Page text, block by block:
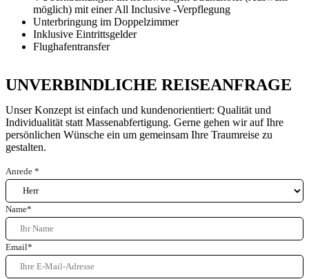
möglich) mit einer All Inclusive -Verpflegung
Unterbringung im Doppelzimmer
Inklusive Eintrittsgelder
Flughafentransfer
UNVERBINDLICHE REISEANFRAGE
Unser Konzept ist einfach und kundenorientiert: Qualität und
Individualität statt Massenabfertigung. Gerne gehen wir auf Ihre
persönlichen Wünsche ein um gemeinsam Ihre Traumreise zu
gestalten.
Anrede *
Name*
Email*